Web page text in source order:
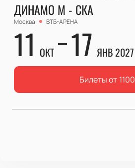
ДИНАМО М - СКА
Москва ВТБ-АРЕНА
11 ОКТ 17 ЯНВ 2027
Билеты от 1100